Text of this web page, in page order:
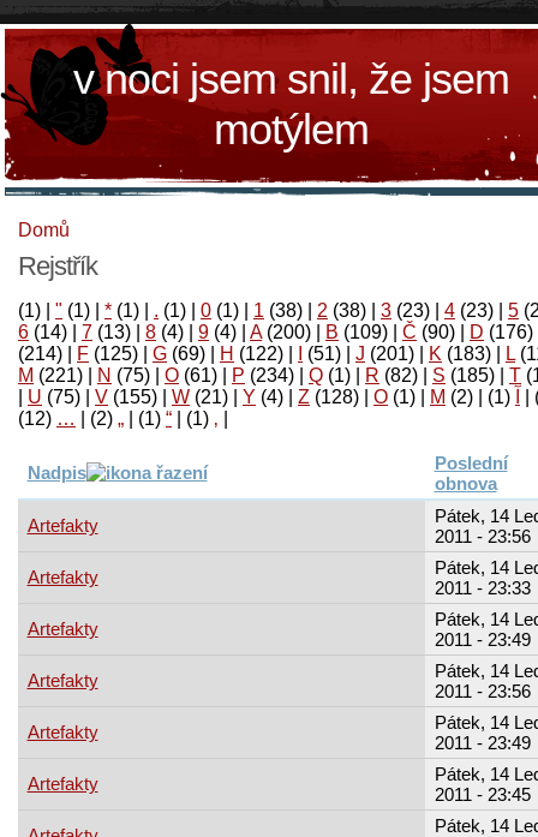
v noci jsem snil, že jsem
motýlem
Domů
Rejstřík
(1) " (1) * (1) . (1) 0 (1) 1 (38) 2 (38) 3 (23) 4 (23) 5
6 (14) 7 (13) 8 (4) 9 (4) A(200) B (109) Č (90) D (176)
(214)
F (125) G (69) H (122) (51) J (201) K (183) L
M (221) N (75) O (61) P (234) Q (1) R (82) S (185) T
U (75) V (155) W (21) Y (4) Z (128) Ο (1) М (2)
(1)
‚
(1)
“
(1)
„
(2)
…
(12)
Nadpis
Poslední
obnova
Artefakty
Pátek, 14
2011 - 23:56
Artefakty
Pátek, 14
2011 - 23:33
Artefakty
Pátek, 14
2011 - 23:49
Artefakty
Pátek, 14
2011 - 23:56
Artefakty
Pátek, 14
2011 - 23:49
Artefakty
Pátek, 14
2011 - 23:45
Pátek, 14